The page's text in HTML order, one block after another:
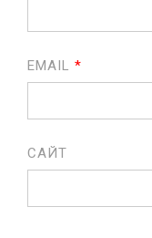
EMAIL *
САЙТ